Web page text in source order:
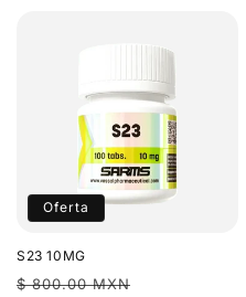
Oferta
S23 10MG
Precio
$ 800.00 MXN